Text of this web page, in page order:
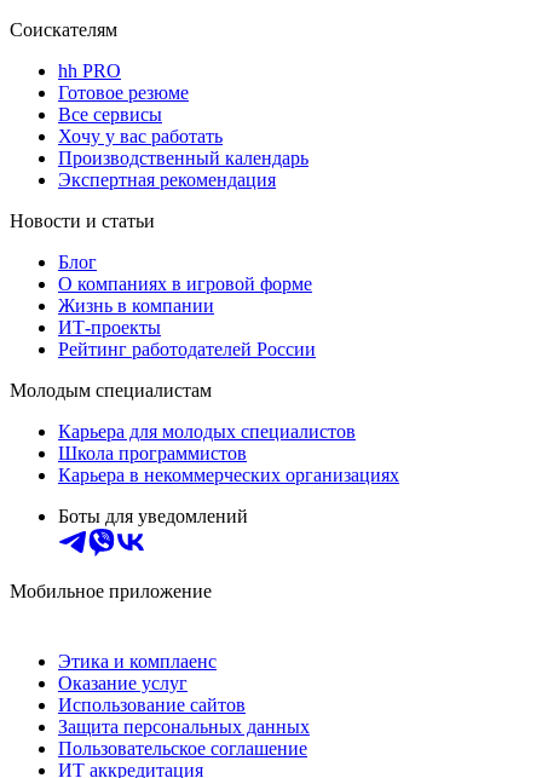
Соискателям
hh PRO
Готовое резюме
Все сервисы
Хочу у вас работать
Производственный календарь
Экспертная рекомендация
Новости и статьи
Блог
О компаниях в игровой форме
Жизнь в компании
ИТ-проекты
Рейтинг работодателей России
Молодым специалистам
Карьера для молодых специалистов
Школа программистов
Карьера в некоммерческих организациях
Боты для уведомлений
Мобильное приложение
Этика и комплаенс
Оказание услуг
Использование сайтов
Защита персональных данных
Пользовательское соглашение
ИТ аккредитация